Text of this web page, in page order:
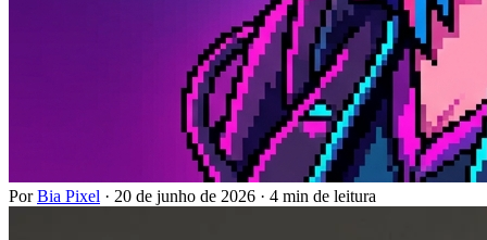
PorBia Pixel · 20 de junho de 2026 · 4 min de leitura